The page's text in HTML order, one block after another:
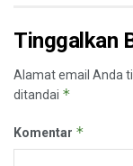
Tinggalkan
Alamat email Anda
ditandai *
Komentar *